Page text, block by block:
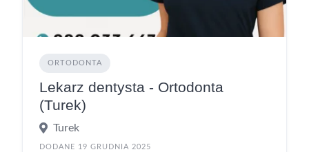
ORTODONTA
Lekarz dentysta - Ortodonta
(Turek)
Turek
DODANE 19 GRUDNIA 2025